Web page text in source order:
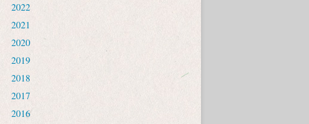
2022
2021
2020
2019
2018
2017
2016